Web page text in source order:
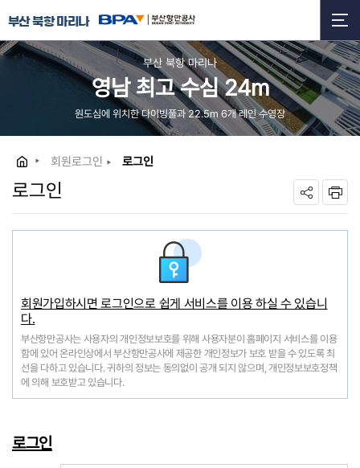
부산 북항 마리나
부산 북항 마리나
영남 최고 수심 24m
원도심에 위치한 다이빙풀과 22.5m 6개 레인 수영장
회원로그인 로그인
로그인
회원가입하시면 로그인으로 쉽게 서비스를 이용 하실 수 있습니
다.
부산항만공사는 사용자의 개인정보보호를 위해 사용자분이 홈페이지 서비스를 이용
함에 있어 온라인상에서 부산항만공사에 제공한 개인정보가 보호 받을 수 있도록 최
선을 다하고 있습니다. 귀하의 정보는 동의없이 공개 되지 않으며, 개인정보보호정책
에 의해 보호받고 있습니다.
로그인